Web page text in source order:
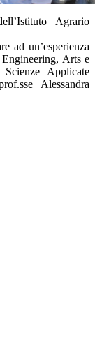
Agrario
ad un’esperienza
Arts e
Applicate
Alessandra